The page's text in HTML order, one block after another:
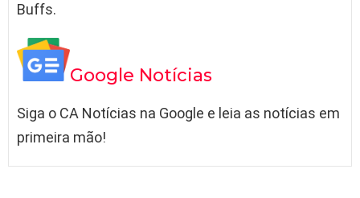
Buffs.
Google Notícias
Siga o CA Notícias na Google e leia as notícias em
primeira mão!